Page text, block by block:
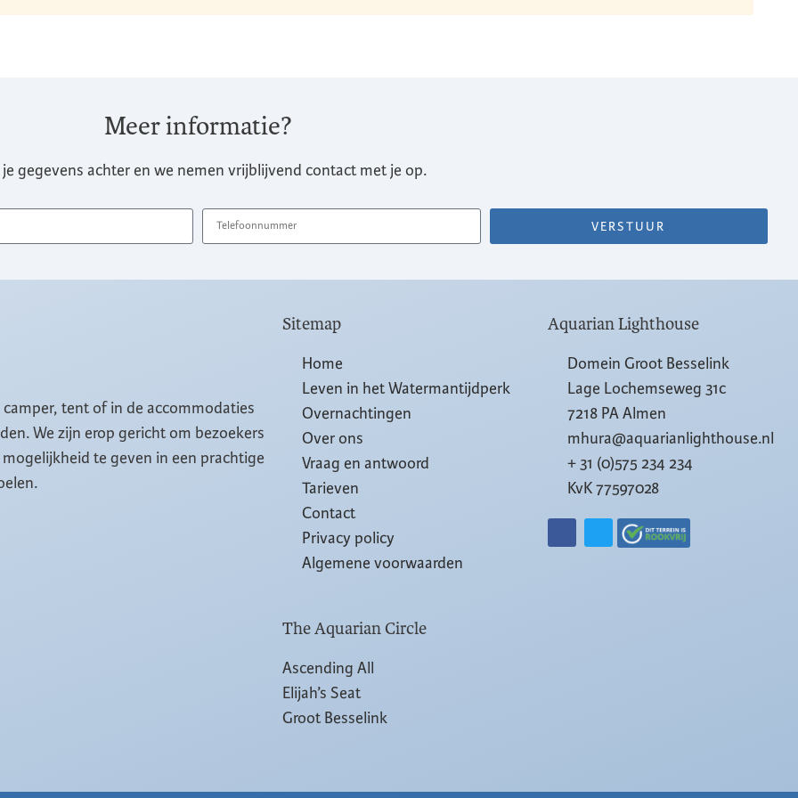
Meer informatie?
gegevens achter en we nemen vrijblijvend contact met je op.
VERSTUUR
tent of in de accommodaties
We zijn erop gericht om bezoekers
te geven in een prachtige
Sitemap
Home
Leven in het Watermantijdperk
Overnachtingen
Over ons
Vraag en antwoord
Tarieven
Contact
Privacy policy
Algemene voorwaarden
The Aquarian Circle
Ascending All
Elijah’s Seat
Groot Besselink
Aquarian Lighthouse
Domein Groot Besselink
Lage Lochemseweg 31c
7218 PA Almen
mhura@aquarianlighthouse.nl
+ 31 (0)575 234 234
KvK 77597028